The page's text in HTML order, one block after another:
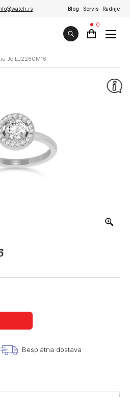
Blog Servis Radnje
0
Jo LJ2260M16
Besplatna dostava